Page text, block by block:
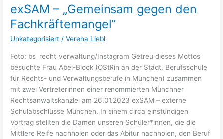
exSAM – „Gemeinsam gegen den
Fachkräftemangel“
Unkategorisiert /Verena Liebl
Foto: bs_recht_verwaltung/Instagram Getreu dieses Mottos
besuchte Frau Abel-Block (OStRin an der Städt. Berufsschule
für Rechts- und Verwaltungsberufe in München) zusammen
mit zwei Vertreterinnen einer renommierten Münchner
Rechtsanwaltskanzlei am 26.01.2023 exSAM – externe
Schulabschlüsse München. In einem circa einstündigen
Vortrag stellten die Damen unseren Schüler*innen, die die
Mittlere Reife nachholen oder das Abitur nachholen, den Beruf